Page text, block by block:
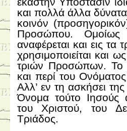
και πολλά άλλα
κοινόν
Προσώπου.
αναφέρεται και εις
χρησιμοποιείται και
τριών Προσώπων. Το
και περί του
Αλλ’ εν τη ασκήσει
Όνομα τούτο Ιησούς
του Χριστού, του
Τριάδος.